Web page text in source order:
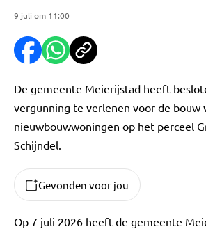
9 juli om 11:00
De gemeente Meierijstad heeft
vergunning te verlenen voor de bouw
nieuwbouwwoningen op het perceel
Schijndel.
Gevonden voor jou
Op 7 juli 2026 heeft de gemeente